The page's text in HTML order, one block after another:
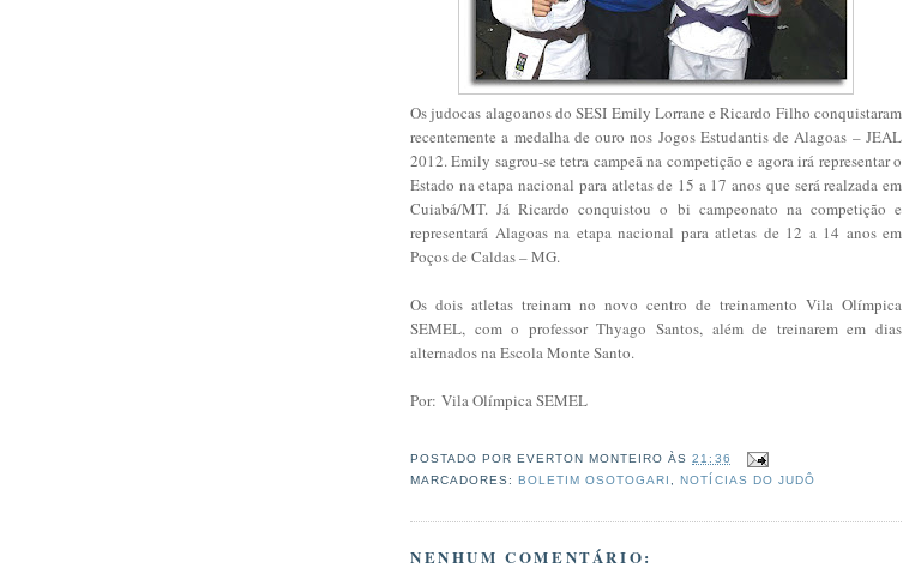
Os judocas alagoanos do SESI Emily Lorrane e Ricardo Filho conquistaram
recentemente a medalha de ouro nos Jogos Estudantis de Alagoas – JEAL
2012. Emily sagrou-se tetra campeã na competição e agora irá representar o
Estado na etapa nacional para atletas de 15 a 17 anos que será realzada em
Cuiabá/MT. Já Ricardo conquistou o bi campeonato na competição e
representará Alagoas na etapa nacional para atletas de 12 a 14 anos em
Poços de Caldas – MG.
Os dois atletas treinam no novo centro de treinamento Vila Olímpica
SEMEL, com o professor Thyago Santos, além de treinarem em dias
alternados na Escola Monte Santo.
Por: Vila Olímpica SEMEL
POSTADO POR EVERTON MONTEIRO ÀS21:36
MARCADORES:BOLETIM OSOTOGARI ,NOTÍCIAS DO JUDÔ
NENHUM COMENTÁRIO: